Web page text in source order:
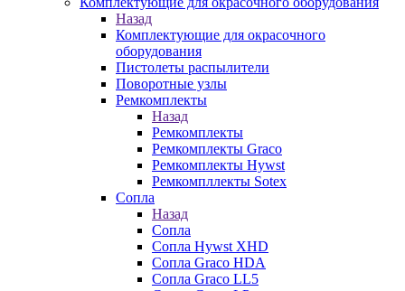
Назад
Комплектующие для окрасочного
оборудования
Пистолеты распылители
Поворотные узлы
Ремкомплекты
Назад
Ремкомплекты
Ремкомплекты Graco
Ремкомплекты Hywst
Ремкомпллекты Sotex
Сопла
Назад
Сопла
Сопла Hywst XHD
Сопла Graco HDA
Сопла Graco LL5